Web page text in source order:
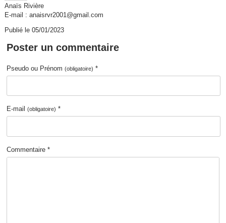
Anaïs Rivière
E-mail : anaisrvr2001@gmail.com
Publié le 05/01/2023
Poster un commentaire
Pseudo ou Prénom(obligatoire) *
E-mail(obligatoire) *
Commentaire *